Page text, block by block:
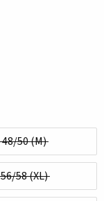
48/50 (M)
56/58 (XL)